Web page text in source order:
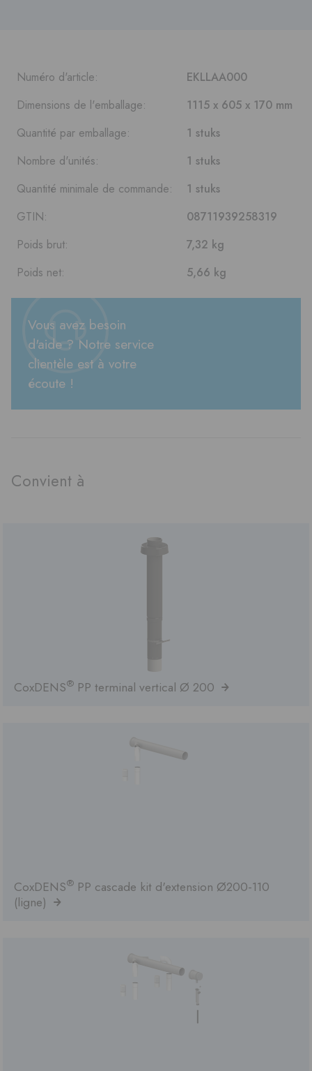
Numéro d'article:
EKLLAA000
Dimensions de l'emballage:
1115 x 605 x 170 mm
Quantité par emballage:
1 stuks
Nombre d'unités:
1 stuks
Quantité minimale de commande:
1 stuks
GTIN:
08711939258319
Poids brut:
7,32 kg
Poids net:
5,66 kg
Vous avez besoin
d'aide ? Notre service
clientèle est à votre
écoute !
Convient à
CoxDENS® PP terminal vertical Ø 200
CoxDENS® PP cascade kit d'extension Ø200-110
(ligne)